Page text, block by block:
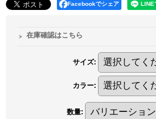
Facebookでシェア
在庫確認はこちら
サイズ:
カラー:
数量: